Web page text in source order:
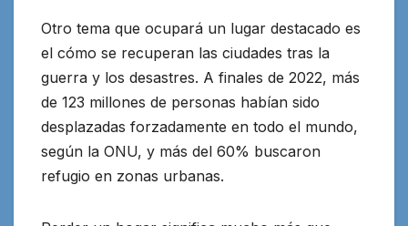
Otro tema que ocupará un lugar destacado es
el cómo se recuperan las ciudades tras la
guerra y los desastres. A finales de 2022, más
de 123 millones de personas habían sido
desplazadas forzadamente en todo el mundo,
según la ONU, y más del 60% buscaron
refugio en zonas urbanas.